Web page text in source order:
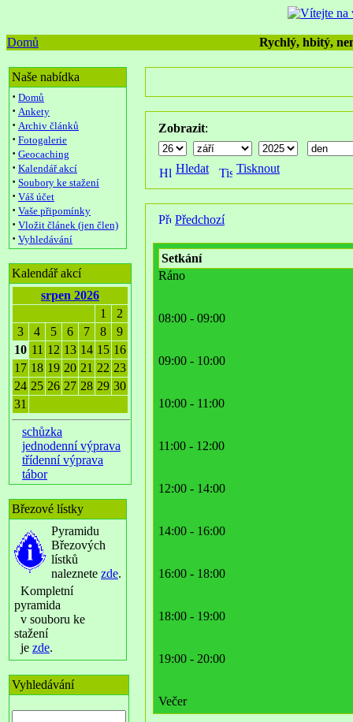
Domů Rychlý, hbitý,
Naše nabídka
· Domů
· Ankety
· Archiv článků
· Fotogalerie
· Geocaching
· Kalendář akcí
· Soubory ke stažení
· Váš účet
· Vaše připomínky
· Vložit článek (jen člen)
· Vyhledávání
Kalendář akcí
srpen 2026
1
2
3
4 5 6 7 8
9
10 11 12 13 14 15 16
17 18 19 20 21 22 23
24 25 26 27 28 29 30
31
schůzka
jednodenní výprava
třídenní výprava
tábor
Březové lístky
Pyramidu
Březových
lístků
naleznete zde.
Kompletní
pyramida
v souboru ke
stažení
je zde.
Vyhledávání
Zobrazit:
Hledat Tisknout
Předchozí
Setkání
Ráno
08:00 - 09:00
09:00 - 10:00
10:00 - 11:00
11:00 - 12:00
12:00 - 14:00
14:00 - 16:00
16:00 - 18:00
18:00 - 19:00
19:00 - 20:00
Večer